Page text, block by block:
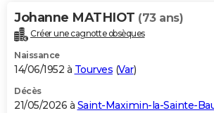
Johanne MATHIOT (73 ans)
Créer une cagnotte obsèques
Naissance
14/06/1952 à Tourves (Var)
Décès
21/05/2026 à Saint-Maximin-la-Sainte-